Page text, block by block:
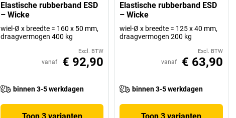
Elastische rubberband ESD
– Wicke
wiel-Ø x breedte = 160 x 50 mm,
draagvermogen 400 kg
Excl. BTW
vanaf € 92,90
binnen 3-5 werkdagen
Elastische rubberband ESD
– Wicke
wiel-Ø x breedte = 125 x 40 mm,
draagvermogen 200 kg
Excl. BTW
vanaf € 63,90
binnen 3-5 werkdagen